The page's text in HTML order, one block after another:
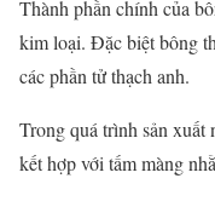
Thành phần chính của
kim loại. Đặc biệt bông
các phần tử thạch anh.
Trong quá trình sản
kết hợp với tấm màng